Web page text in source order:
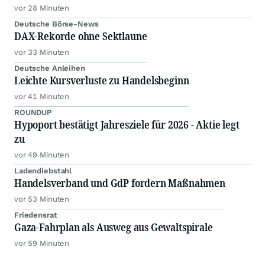
vor 28 Minuten
Deutsche Börse-News
DAX-Rekorde ohne Sektlaune
vor 33 Minuten
Deutsche Anleihen
Leichte Kursverluste zu Handelsbeginn
vor 41 Minuten
ROUNDUP
Hypoport bestätigt Jahresziele für 2026 - Aktie legt
zu
vor 49 Minuten
Ladendiebstahl
Handelsverband und GdP fordern Maßnahmen
vor 53 Minuten
Friedensrat
Gaza-Fahrplan als Ausweg aus Gewaltspirale
vor 59 Minuten